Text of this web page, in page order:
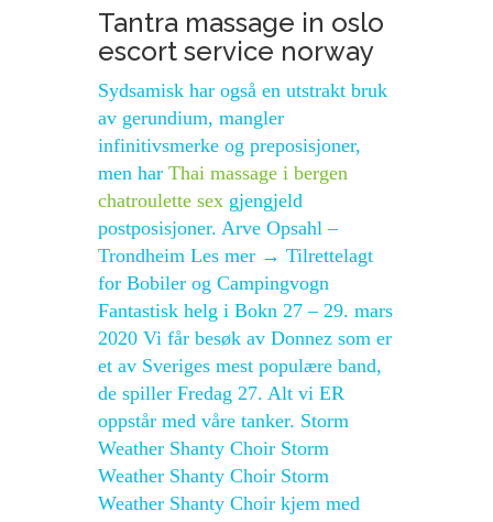
Tantra massage in oslo
escort service norway
Sydsamisk har også en utstrakt bruk
av gerundium, mangler
infinitivsmerke og preposisjoner,
men har Thai massage i bergen
chatroulette sex gjengjeld
postposisjoner. Arve Opsahl –
Trondheim Les mer → Tilrettelagt
for Bobiler og Campingvogn
Fantastisk helg i Bokn 27 – 29. mars
2020 Vi får besøk av Donnez som er
et av Sveriges mest populære band,
de spiller Fredag 27. Alt vi ER
oppstår med våre tanker. Storm
Weather Shanty Choir Storm
Weather Shanty Choir Storm
Weather Shanty Choir kjem med